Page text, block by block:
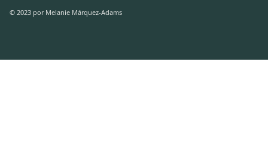
© 2023 por Melanie Márquez-Adams